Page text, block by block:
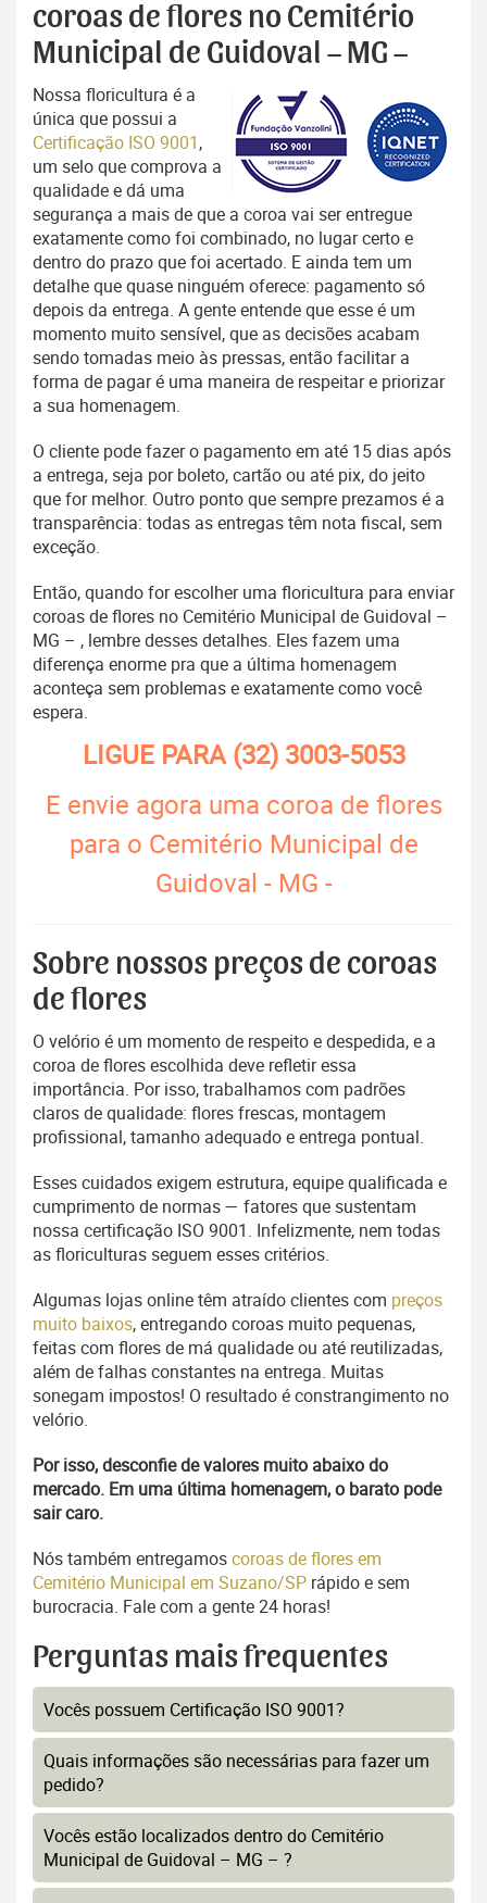
coroas de flores no Cemitério
Municipal de Guidoval – MG –
Nossa floricultura é a
única que possui a
Certificação ISO 9001,
um selo que comprova a
qualidade e dá uma
segurança a mais de que a coroa vai ser entregue
exatamente como foi combinado, no lugar certo e
dentro do prazo que foi acertado. E ainda tem um
detalhe que quase ninguém oferece: pagamento só
depois da entrega. A gente entende que esse é um
momento muito sensível, que as decisões acabam
sendo tomadas meio às pressas, então facilitar a
forma de pagar é uma maneira de respeitar e priorizar
a sua homenagem.
O cliente pode fazer o pagamento em até 15 dias após
a entrega, seja por boleto, cartão ou até pix, do jeito
que for melhor. Outro ponto que sempre prezamos é a
transparência: todas as entregas têm nota fiscal, sem
exceção.
Então, quando for escolher uma floricultura para enviar
coroas de flores no Cemitério Municipal de Guidoval –
MG – , lembre desses detalhes. Eles fazem uma
diferença enorme pra que a última homenagem
aconteça sem problemas e exatamente como você
espera.
LIGUE PARA(32) 3003-5053
E envie agora uma coroa de flores
para o Cemitério Municipal de
Guidoval - MG -
Sobre nossos preços de coroas
de flores
O velório é um momento de respeito e despedida, e a
coroa de flores escolhida deve refletir essa
importância. Por isso, trabalhamos com padrões
claros de qualidade: flores frescas, montagem
profissional, tamanho adequado e entrega pontual.
Esses cuidados exigem estrutura, equipe qualificada e
cumprimento de normas — fatores que sustentam
nossa certificação ISO 9001. Infelizmente, nem todas
as floriculturas seguem esses critérios.
Algumas lojas online têm atraído clientes com preços
muito baixos, entregando coroas muito pequenas,
feitas com flores de má qualidade ou até reutilizadas,
além de falhas constantes na entrega. Muitas
sonegam impostos! O resultado é constrangimento no
velório.
Por isso, desconfie de valores muito abaixo do
mercado. Em uma última homenagem, o barato pode
sair caro.
Nós também entregamoscoroas de flores em
Cemitério Municipal em Suzano/SP rápido e sem
burocracia. Fale com a gente 24 horas!
Perguntas mais frequentes
Vocês possuem Certificação ISO 9001?
Quais informações são necessárias para fazer um
pedido?
Vocês estão localizados dentro do Cemitério
Municipal de Guidoval – MG – ?